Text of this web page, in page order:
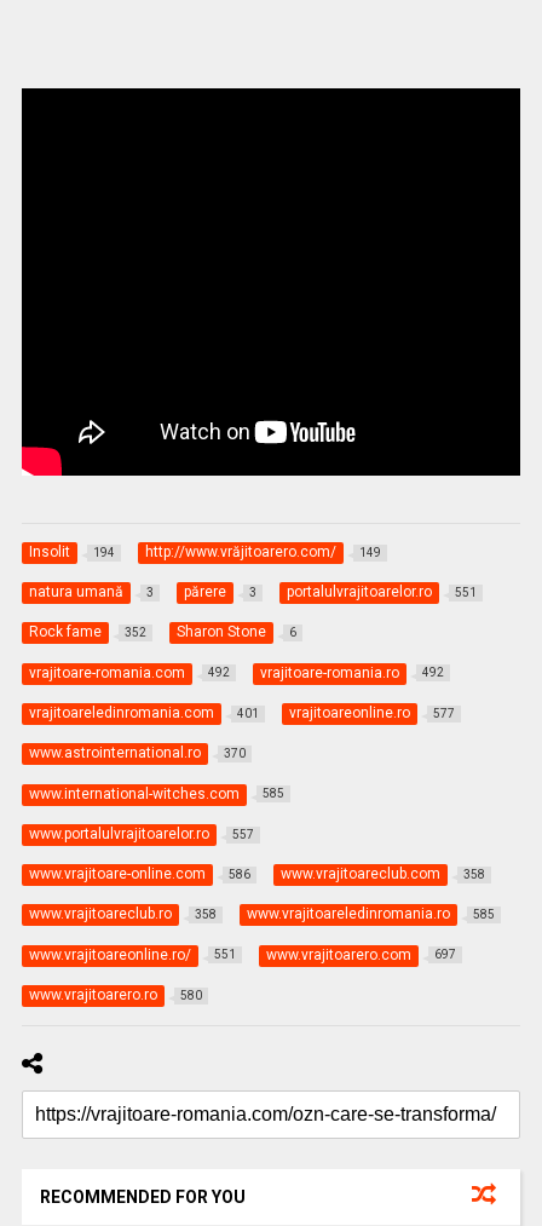
Insolit 194 http://www.vrăjitoarero.com/ 149
natura umană 3 părere 3 portalulvrajitoarelor.ro 551
Rock fame 352 Sharon Stone 6
vrajitoare-romania.com 492 vrajitoare-romania.ro 492
vrajitoareledinromania.com 401 vrajitoareonline.ro 577
www.astrointernational.ro 370
www.international-witches.com 585
www.portalulvrajitoarelor.ro 557
www.vrajitoare-online.com 586 www.vrajitoareclub.com 358
www.vrajitoareclub.ro 358 www.vrajitoareledinromania.ro 585
www.vrajitoareonline.ro/ 551 www.vrajitoarero.com 697
www.vrajitoarero.ro 580
RECOMMENDED FOR YOU